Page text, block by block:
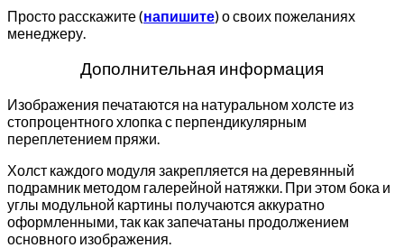
Просто расскажите (напишите) о своих пожеланиях
менеджеру.
Дополнительная информация
Изображения печатаются на натуральном холсте из
стопроцентного хлопка с перпендикулярным
переплетением пряжи.
Холст каждого модуля закрепляется на деревянный
подрамник методом галерейной натяжки. При этом бока и
углы модульной картины получаются аккуратно
оформленными, так как запечатаны продолжением
основного изображения.